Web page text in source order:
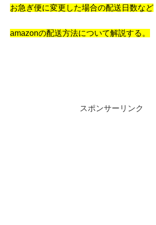
お急ぎ便に変更した場合の配送日数など
amazonの配送方法について解説する。
スポンサーリンク